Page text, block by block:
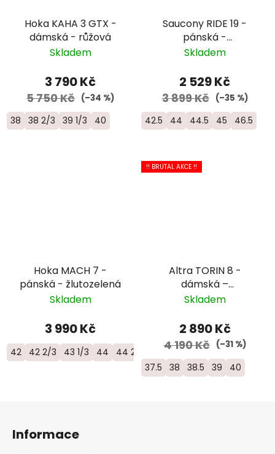
Hoka KAHA 3 GTX -
dámská - růžová
Skladem
3 790 Kč
5 750 Kč (–34 %)
38 38 2/3 39 1/3 40
Saucony RIDE 19 -
pánská -
oranžová/bílá
Skladem
2 529 Kč
3 899 Kč (–35 %)
42.5 44 44.5 45 46.5
Hoka MACH 7 -
pánská - žlutozelená
Skladem
3 990 Kč
42 42 2/3 43 1/3 44 44 2/3 46 2/3
!! BRUTAL AKCE !!
Altra TORIN 8 -
dámská –
modrozelená/žlutá
Skladem
2 890 Kč
4 190 Kč (–31 %)
37.5 38 38.5 39 40
Informace